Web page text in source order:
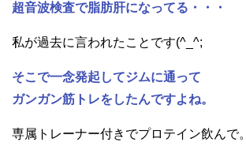
超音波検査で脂肪肝になってる・・・
私が過去に言われたことです(^_^;
そこで一念発起してジムに通って
ガンガン筋トレをしたんですよね。
専属トレーナー付きでプロテイン飲んで。